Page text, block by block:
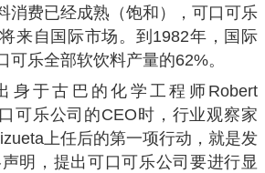
消费已经成熟（饱和），可口可乐
来自国际市场。到1982年，国际
可乐全部软饮料产量的62%。
身于古巴的化学工程师Robert
可乐公司的CEO时，行业观察家
上任后的第一项行动，就是发
明，提出可口可乐公司要进行显